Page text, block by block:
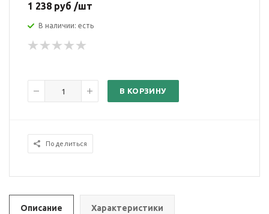
1 238 руб /шт
В наличии: есть
В КОРЗИНУ
Поделиться
Описание Характеристики